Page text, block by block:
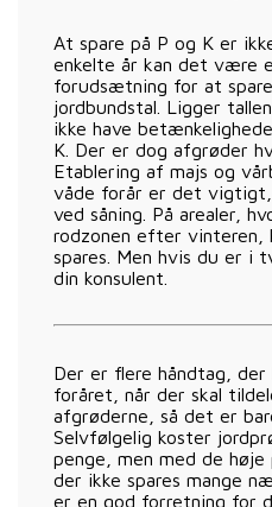
At spare på P og K er
enkelte år kan det være
forudsætning for at
jordbundstal. Ligger
ikke have
K. Der er dog afgrøder
Etablering af majs og
våde forår er det
ved såning. På arealer,
rodzonen efter vinteren,
spares. Men hvis du er i
din konsulent.
Der er flere håndtag, der
foråret, når der skal
afgrøderne, så det er
Selvfølgelig koster
penge, men med de høje
der ikke spares mange
er en god forretning for